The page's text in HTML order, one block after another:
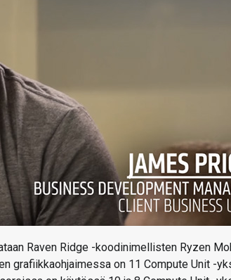
Raven Ridge -koodinimellisten Ryzen
grafiikkaohjaimessa on 11 Compute Unit -